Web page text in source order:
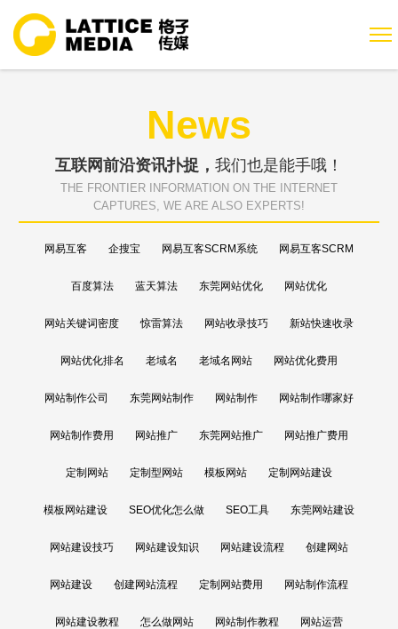
News
互联网前沿资讯扑捉， 我们也是能手哦！
THE FRONTIER INFORMATION ON THE INTERNET
CAPTURES, WE ARE ALSO EXPERTS!
网易互客 企搜宝 网易互客SCRM系统 网易互客SCRM
百度算法 蓝天算法 东莞网站优化 网站优化
网站关键词密度 惊雷算法 网站收录技巧 新站快速收录
网站优化排名 老域名 老域名网站 网站优化费用
网站制作公司 东莞网站制作 网站制作 网站制作哪家好
网站制作费用 网站推广 东莞网站推广 网站推广费用
定制网站 定制型网站 模板网站 定制网站建设
模板网站建设 SEO优化怎么做 SEO工具 东莞网站建设
网站建设技巧 网站建设知识 网站建设流程 创建网站
网站建设 创建网站流程 定制网站费用 网站制作流程
网站建设教程 怎么做网站 网站制作教程 网站运营